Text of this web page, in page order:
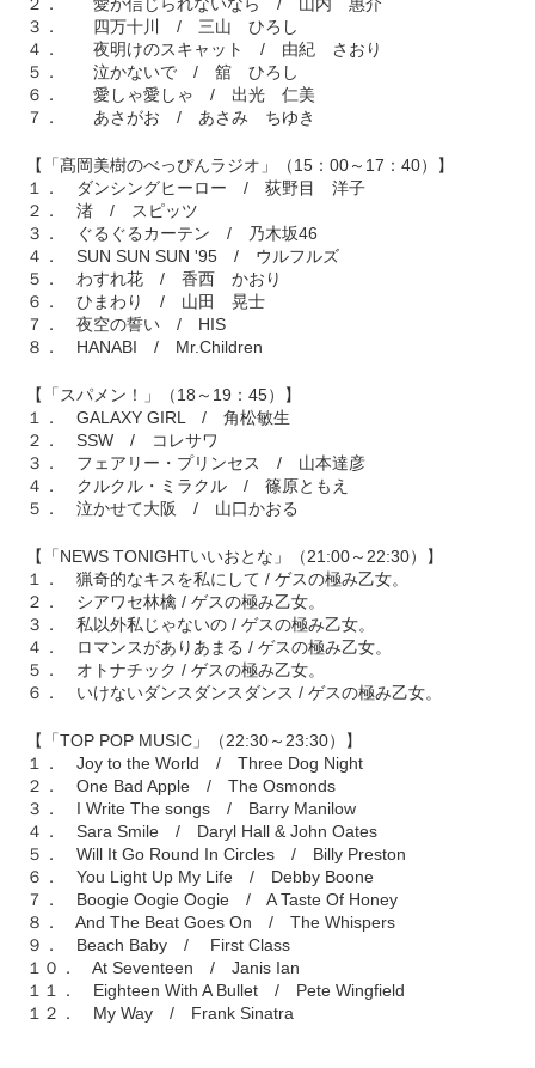
２． 愛が信じられないなら / 山内 惠介
３． 四万十川 / 三山 ひろし
４． 夜明けのスキャット / 由紀 さおり
５． 泣かないで / 舘 ひろし
６． 愛しゃ愛しゃ / 出光 仁美
７． あさがお / あさみ ちゆき
【「髙岡美樹のべっぴんラジオ」（15：00～17：40）】
１． ダンシングヒーロー / 荻野目 洋子
２． 渚 / スピッツ
３． ぐるぐるカーテン / 乃木坂46
４． SUN SUN SUN '95 / ウルフルズ
５． わすれ花 / 香西 かおり
６． ひまわり / 山田 晃士
７． 夜空の誓い / HIS
８． HANABI / Mr.Children
【「スパメン！」（18～19：45）】
１． GALAXY GIRL / 角松敏生
２． SSW / コレサワ
３． フェアリー・プリンセス / 山本達彦
４． クルクル・ミラクル / 篠原ともえ
５． 泣かせて大阪 / 山口かおる
【「NEWS TONIGHTいいおとな」（21:00～22:30）】
１． 猟奇的なキスを私にして / ゲスの極み乙女。
２． シアワセ林檎 / ゲスの極み乙女。
３． 私以外私じゃないの / ゲスの極み乙女。
４． ロマンスがありあまる / ゲスの極み乙女。
５． オトナチック / ゲスの極み乙女。
６． いけないダンスダンスダンス / ゲスの極み乙女。
【「TOP POP MUSIC」（22:30～23:30）】
１． Joy to the World / Three Dog Night
２． One Bad Apple / The Osmonds
３． I Write The songs / Barry Manilow
４． Sara Smile / Daryl Hall & John Oates
５． Will It Go Round In Circles / Billy Preston
６． You Light Up My Life / Debby Boone
７． Boogie Oogie Oogie / A Taste Of Honey
８． And The Beat Goes On / The Whispers
９． Beach Baby / First Class
１０． At Seventeen / Janis Ian
１１． Eighteen With A Bullet / Pete Wingfield
１２． My Way / Frank Sinatra